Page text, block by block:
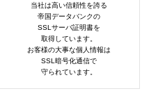
当社は高い信頼性を誇る
帝国データバンクの
SSLサーバ証明書を
取得しています。
お客様の大事な個人情報は
SSL暗号化通信で
守られています。